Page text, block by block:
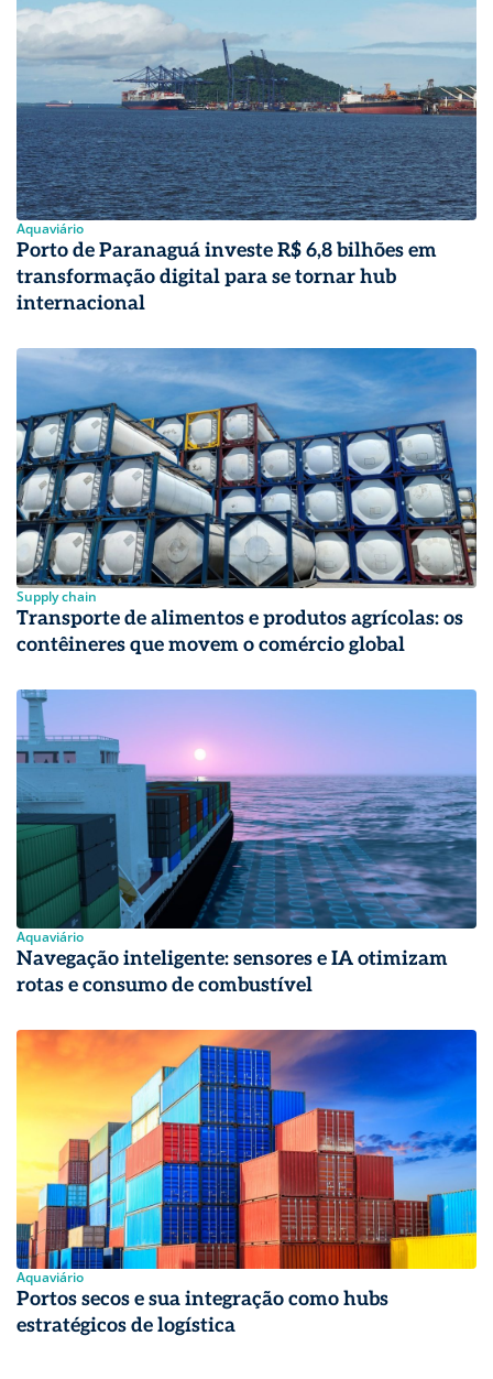
Aquaviário
Porto de Paranaguá investe R$ 6,8 bilhões em
transformação digital para se tornar hub
internacional
Supply chain
Transporte de alimentos e produtos agrícolas: os
contêineres que movem o comércio global
Aquaviário
Navegação inteligente: sensores e IA otimizam
rotas e consumo de combustível
Aquaviário
Portos secos e sua integração como hubs
estratégicos de logística